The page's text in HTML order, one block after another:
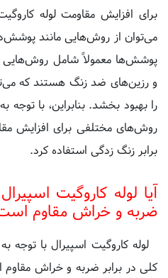
می‌توان از روش‌هایی مانند
پوشش‌ها معمولاً شامل روش‌هایی
و رزین‌های ضد زنگ هستند که
را بهبود بخشد. بنابراین، با توجه
روش‌های مختلفی برای افزایش
برابر زنگ زدگی استفاده کرد.
ضربه و خراش مقاوم
لوله کاروگیت اسپیرال با توجه
کلی در برابر ضربه و خراش
لوله کاروگیت اسپیرال استفاده